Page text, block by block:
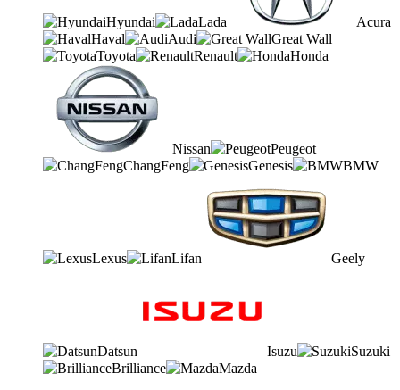
Hyundai Lada
Acura
Haval
Audi
Great Wall
Toyota
Renault Honda
Nissan
Peugeot
ChangFeng
Genesis BMW
Lexus Lifan Geely
Datsun Isuzu
Suzuki
Brilliance
Mazda